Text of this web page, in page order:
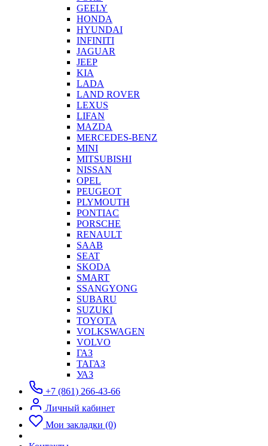
GEELY
HONDA
HYUNDAI
INFINITI
JAGUAR
JEEP
KIA
LADA
LAND ROVER
LEXUS
LIFAN
MAZDA
MERCEDES-BENZ
MINI
MITSUBISHI
NISSAN
OPEL
PEUGEOT
PLYMOUTH
PONTIAC
PORSCHE
RENAULT
SAAB
SEAT
SKODA
SMART
SSANGYONG
SUBARU
SUZUKI
TOYOTA
VOLKSWAGEN
VOLVO
ГАЗ
ТАГАЗ
УАЗ
+7 (861) 266-43-66
Личный кабинет
Мои закладки (0)